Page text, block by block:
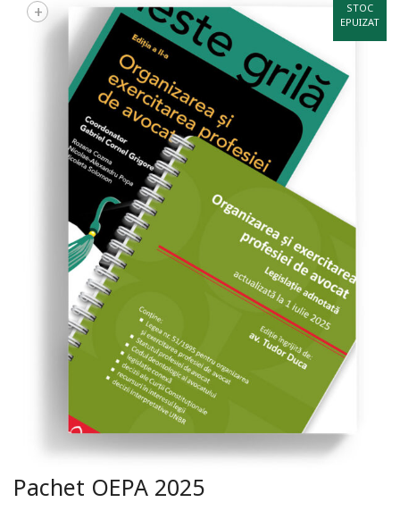
STOC
EPUIZAT
+
Pachet OEPA 2025